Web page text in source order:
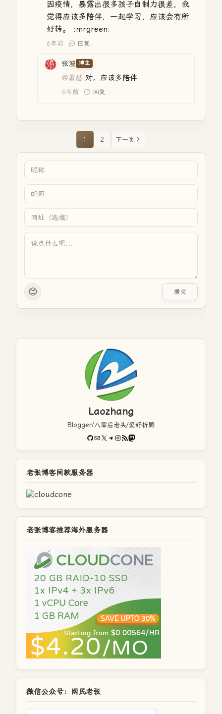
因疫情，暴露出很多孩子自制力很差，我
觉得应该多陪伴，一起学习，应该会有所
好转。 :mrgreen:
6年前 回复
张波 博主
@萧瑟 对，应该多陪伴
6年前 回复
1 2 下一页
😊 提交
Laozhang
Blogger/八零后老头/爱好折腾
GitHub
电子邮件X Telegram
Instagram
RSS FeedMastodon
老张博客同款服务器
老张博客推荐海外服务器
微信公众号：网民老张